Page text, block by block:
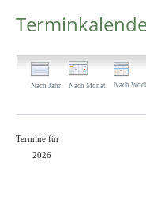
Nach Jahr Nach Monat Nach
Termine für
2026